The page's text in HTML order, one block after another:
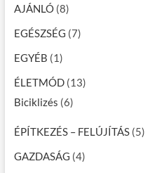
v
i
g
á
c
i
ó
AJÁNLÓ(8)
EGÉSZSÉG (7)
EGYÉB (1)
ÉLETMÓD(13)
Biciklizés (6)
ÉPÍTKEZÉS – FELÚJÍTÁS(5)
GAZDASÁG (4)